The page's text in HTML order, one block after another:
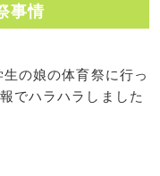
事情
の娘の体育祭に行っ
でハラハラしました